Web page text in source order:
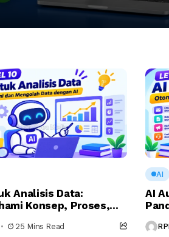
Analisis Data:
Konsep, Proses,
25 Mins Read
AI
AI